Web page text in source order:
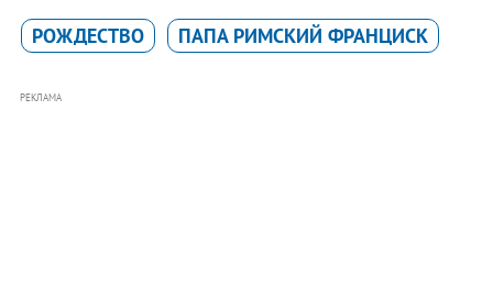
РОЖДЕСТВО ПАПА РИМСКИЙ ФРАНЦИСК
РЕКЛАМА